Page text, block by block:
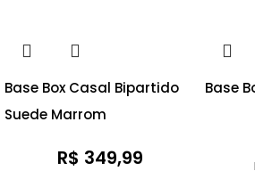
Base Box Casal Bipartido
Suede Marrom
R$ 349,99
Base